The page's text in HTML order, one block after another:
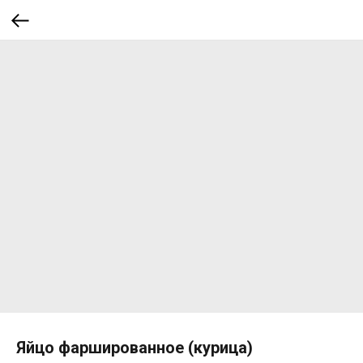
Яйцо фаршированное (курица)